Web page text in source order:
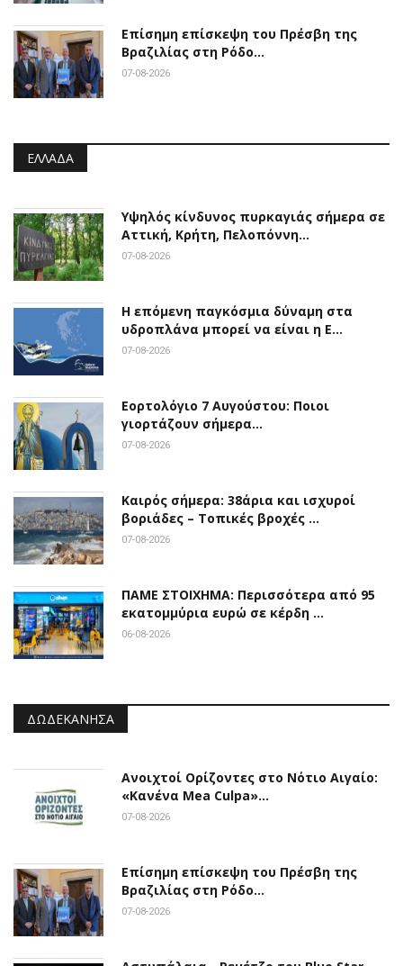
Επίσημη επίσκεψη του Πρέσβη της
Βραζιλίας στη Ρόδο…
07-08-2026
ΕΛΛΆΔΑ
Υψηλός κίνδυνος πυρκαγιάς σήμερα σε
Αττική, Κρήτη, Πελοπόννη…
07-08-2026
Η επόμενη παγκόσμια δύναμη στα
υδροπλάνα μπορεί να είναι η Ε…
07-08-2026
Εορτολόγιο 7 Αυγούστου: Ποιοι
γιορτάζουν σήμερα…
07-08-2026
Καιρός σήμερα: 38άρια και ισχυροί
βοριάδες – Τοπικές βροχές …
07-08-2026
ΠΑΜΕ ΣΤΟΙΧΗΜΑ: Περισσότερα από 95
εκατομμύρια ευρώ σε κέρδη …
06-08-2026
ΔΩΔΕΚΆΝΗΣΑ
Ανοιχτοί Ορίζοντες στο Νότιο Αιγαίο:
«Κανένα Mea Culpa»…
07-08-2026
Επίσημη επίσκεψη του Πρέσβη της
Βραζιλίας στη Ρόδο…
07-08-2026